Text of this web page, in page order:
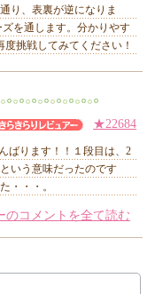
り、表裏が逆になりま
を通します。分かりやす
挑戦してみてください！
★22684
ばります！！１段目は、2
いう意味だったのです
・・・。
のコメントを全て読む